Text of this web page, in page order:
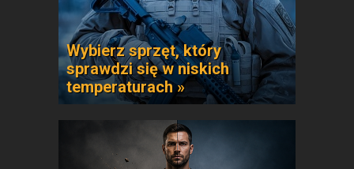
Wybierz sprzęt, który
sprawdzi się w niskich
temperaturach »